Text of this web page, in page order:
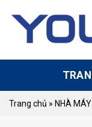
Trang chủ » NHÀ